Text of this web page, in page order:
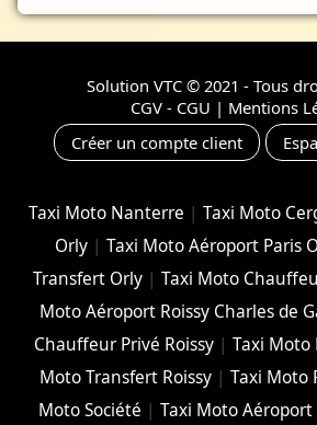
Solution VTC© 2021 - Tous
CGV - CGU | Mentions
Créer un compte client
Taxi Moto Nanterre | Taxi Moto
Orly |Taxi Moto Aéroport Paris
Transfert Orly |Taxi Moto
Moto Aéroport Roissy Charles de
Chauffeur Privé Roissy| Taxi Moto
Moto Transfert Roissy| Taxi Moto
Moto Société | Taxi Moto